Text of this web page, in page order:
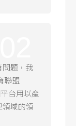
題，我
聯盟
台用以產
域的領